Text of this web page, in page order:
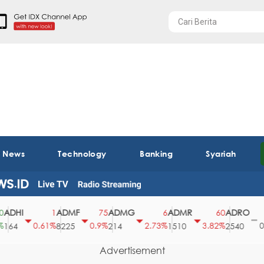
Technology Banking Syariah
0.61%
ADMF
8225
0.9%
ADMG
214
2.73%
ADMR
1510
3.82%
ADRO
2540
Advertisement